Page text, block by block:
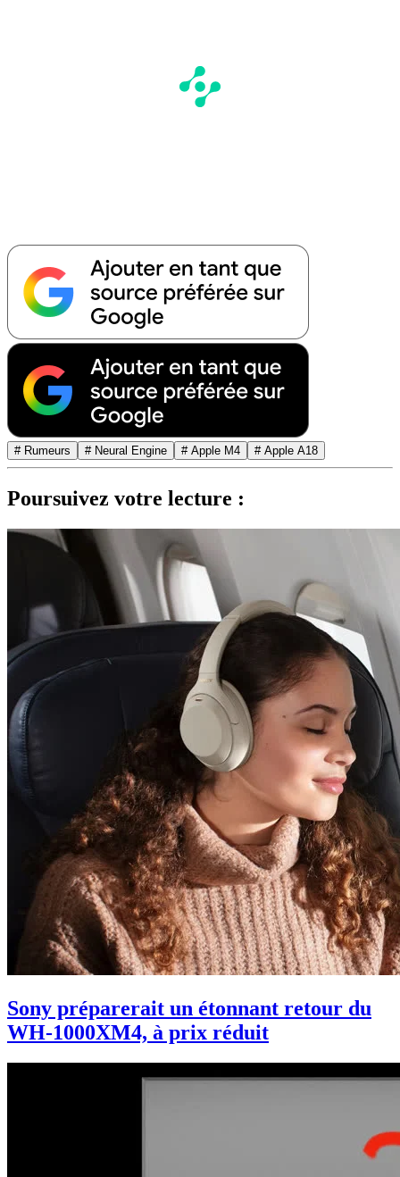
# Rumeurs # Neural Engine # Apple M4 # Apple A18
Poursuivez votre lecture :
Sony préparerait un étonnant retour du
WH-1000XM4, à prix réduit